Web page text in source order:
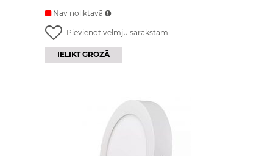
Nav noliktavā
Pievienot vēlmju sarakstam
IELIKT GROZĀ